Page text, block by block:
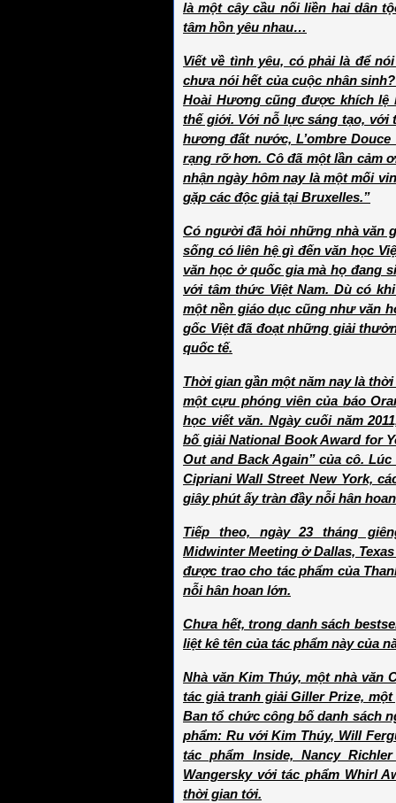
là một cây cầu nối liền hai dân
tâm hồn yêu nhau…
Viết về tình yêu, có phải là để
chưa nói hết của cuộc nhân
Hoài Hương cũng được khích lệ
thế giới. Với nỗ lực sáng tạo, với
hương đất nước, L’ombre
rạng rỡ hơn. Cô đã một lần cảm
nhận ngày hôm nay là một mối
gặp các độc giả tại Bruxelles.”
Có người đã hỏi những nhà văn
sống có liên hệ gì đến văn học
văn học ở quốc gia mà họ đang
với tâm thức Việt Nam. Dù có
một nền giáo dục cũng như văn
gốc Việt đã đoạt những giải
quốc tế.
Thời gian gần một năm nay là
một cựu phóng viên của báo
học viết văn. Ngày cuối năm
bố giải National Book Award for
Out and Back Again” của cô.
Cipriani Wall Street New York,
giây phút ấy tràn đầy nỗi hân
Tiếp theo, ngày 23 tháng
Midwinter Meeting ở Dallas,
được trao cho tác phẩm của
nỗi hân hoan lớn.
Chưa hết, trong danh sách
liệt kê tên của tác phẩm này của
Nhà văn Kim Thúy, một nhà văn
tác giả tranh giải Giller Prize,
Ban tổ chức công bố danh sách
phẩm: Ru với Kim Thúy, Will
tác phẩm Inside, Nancy
Wangersky với tác phẩm Whirl
thời gian tới.